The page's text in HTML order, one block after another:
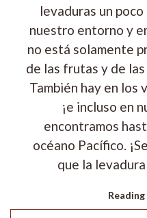
levaduras un
nuestro entorno y
no está solamente
de las frutas y de las
También hay en los
¡e incluso en
encontramos
océano Pacífico.
que la